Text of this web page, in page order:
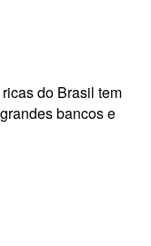
do Brasil tem
bancos e